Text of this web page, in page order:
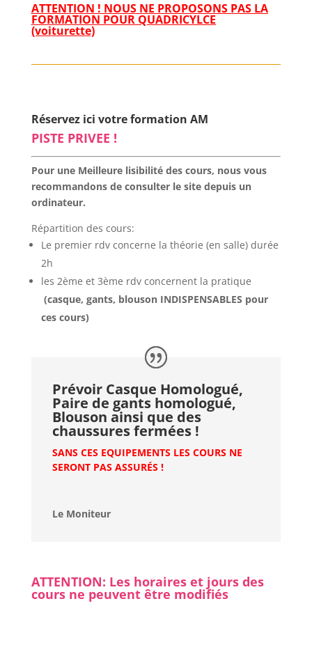
ATTENTION ! NOUS NE PROPOSONS PAS LA
FORMATION POUR QUADRICYLCE
(voiturette)
Réservez ici votre formation AM
PISTE PRIVEE !
Pour une Meilleure lisibilité des cours, nous vous
recommandons de consulter le site depuis un
ordinateur.
Répartition des cours:
Le premier rdv concerne la théorie (en salle) durée
2h
les 2ème et 3ème rdv concernent la pratique
(casque, gants, blouson INDISPENSABLES pour
ces cours)
Prévoir Casque Homologué,
Paire de gants homologué,
Blouson ainsi que des
chaussures fermées !
SANS CES EQUIPEMENTS LES COURS NE
SERONT PAS ASSURÉS !
Le Moniteur
ATTENTION: Les horaires et jours des
cours ne peuvent être modifiés